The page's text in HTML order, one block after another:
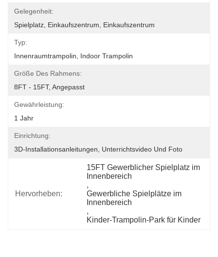
Gelegenheit:
Spielplatz, Einkaufszentrum, Einkaufszentrum
Typ:
Innenraumtrampolin, Indoor Trampolin
Größe Des Rahmens:
8FT - 15FT, Angepasst
Gewährleistung:
1 Jahr
Einrichtung:
3D-Installationsanleitungen, Unterrichtsvideo Und Foto
Hervorheben:
15FT Gewerblicher Spielplatz im
Innenbereich
,
Gewerbliche Spielplätze im
Innenbereich
,
Kinder-Trampolin-Park für Kinder